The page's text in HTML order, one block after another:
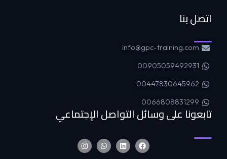
اتصل بنا
info@gpc-training.com
00905059492931
00447830645962
0066808831299
تابعونا على وسائل التواصل الإجتماعي